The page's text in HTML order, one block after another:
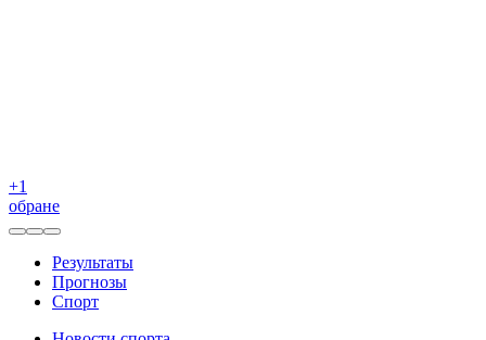
+1
обране
Результаты
Прогнозы
Спорт